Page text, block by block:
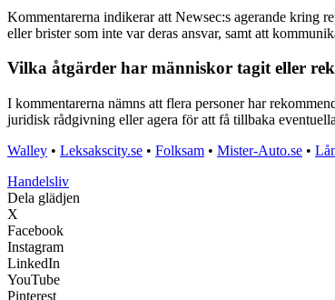
Kommentarerna indikerar att Newsec:s agerande kring
eller brister som inte var deras ansvar, samt att
Vilka åtgärder har människor tagit eller
I kommentarerna nämns att flera personer har
juridisk rådgivning eller agera för att få tillbaka
Walley • Leksakscity.se • Folksam • Mister-Auto.se •
Handelsliv
Dela glädjen
X
Facebook
Instagram
LinkedIn
YouTube
Pinterest